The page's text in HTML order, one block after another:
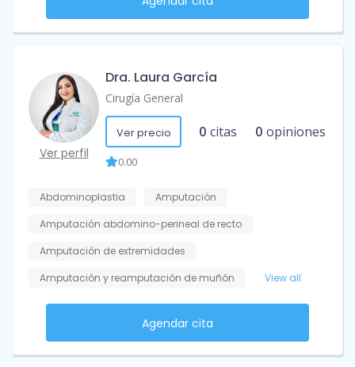
Ver perfil
Dra. Laura García
Cirugía General
Ver precio 0 citas 0 opiniones
0.00
Abdominoplastia
Amputación
Amputación abdomino-perineal de recto
Amputación de extremidades
Amputación y reamputación de muñón
View all
Agendar cita